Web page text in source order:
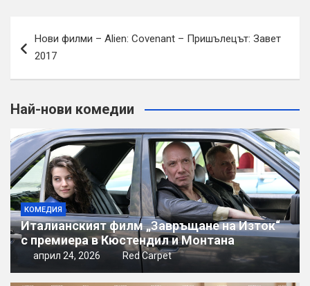
Нови филми – Alien: Covenant – Пришълецът: Завет
2017
Най-нови комедии
КОМЕДИЯ
Италианският филм „Завръщане на Изток“
с премиера в Кюстендил и Монтана
април 24, 2026 Red Carpet